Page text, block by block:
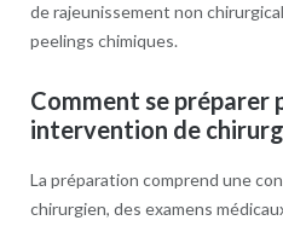
de rajeunissement non
peelings chimiques.
Comment se préparer
intervention de
La préparation comprend une
chirurgien, des examens